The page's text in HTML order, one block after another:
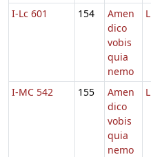
I-Lc 601 154
Amen
dico
vobis
quia
nemo
L
I-MC 542 155
Amen
dico
vobis
quia
nemo
L